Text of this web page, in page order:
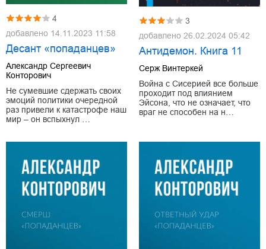
4
добавлено 14.11.2023 11:58
Десант «попаданцев»
Александр Сергеевич
Конторович
Не сумевшие сдержать своих
эмоций политики очередной
раз привели к катастрофе наш
мир – он вспыхнул …
3
добавлено 26.02.2024 05:42
Антидемон. Книга 11
Серж Винтеркей
Война с Сисерией все больше
проходит под влиянием
Эйсона, что не означает, что
враг не способен на н…